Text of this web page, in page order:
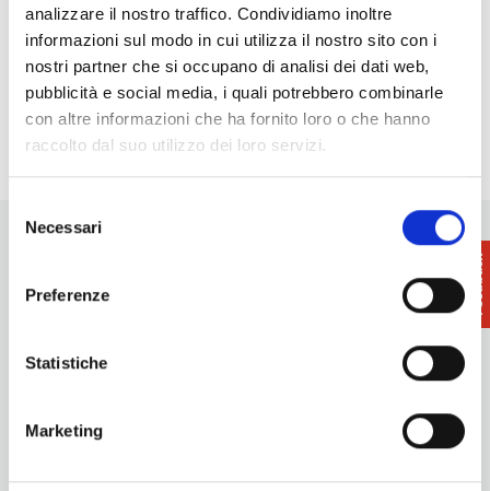
analizzare il nostro traffico. Condividiamo inoltre
informazioni sul modo in cui utilizza il nostro sito con i
nostri partner che si occupano di analisi dei dati web,
pubblicità e social media, i quali potrebbero combinarle
con altre informazioni che ha fornito loro o che hanno
raccolto dal suo utilizzo dei loro servizi.
delNecessari
Preferenze
Statistiche
Marketing
21:00 - 23:00
September in Santo Pietro Belvedere-
29/08/2026 - 31/08/2026 - Tutto il giorno
September in Perignano | Fair and Palio of Santa
Lucia - 04/09/2026 - 13/09/2026 - 21:00 - 23:00
Want updates on what to do and see in the Terre di Pisa?
Sign up for our newsletter! An immediate surprise for you!
Sign up for our Newsletter!